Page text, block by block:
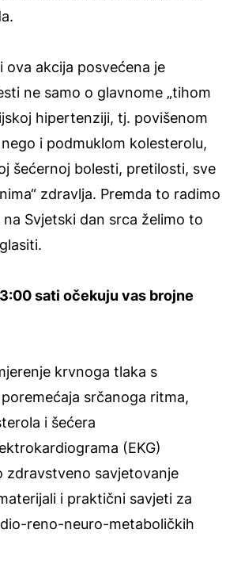
ova akcija posvećena je
ne samo o glavnome „tihom
hipertenziji, tj. povišenom
i podmuklom kolesterolu,
šećernoj bolesti, pretilosti, sve
zdravlja. Premda to radimo
Svjetski dan srca želimo to
sati očekuju vas brojne
krvnoga tlaka s
srčanoga ritma,
i šećera
(EKG)
zdravstveno savjetovanje
i praktični savjeti za
reno-neuro-metaboličkih